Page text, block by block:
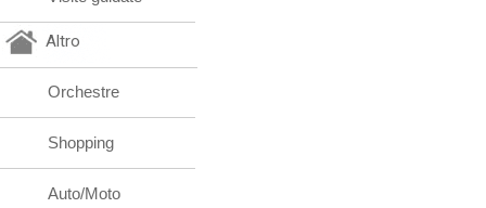
Altro
Orchestre
Shopping
Auto/Moto